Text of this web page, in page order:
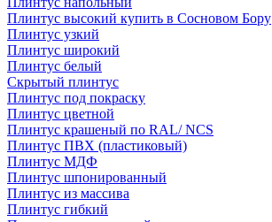
Плинтус высокий купить в Сосновом Бору
Плинтус узкий
Плинтус широкий
Плинтус белый
Скрытый плинтус
Плинтус под покраску
Плинтус цветной
Плинтус крашеный по RAL/ NCS
Плинтус ПВХ (пластиковый)
Плинтус МДФ
Плинтус шпонированный
Плинтус из массива
Плинтус гибкий